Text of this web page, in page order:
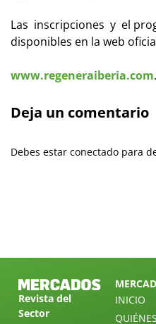
Las inscripciones y el
disponibles en la web
www.regeneraiberia.com.
Deja un comentario
Debes estar conectado para
Revista del
Sector
INICIO
QUIÉNES